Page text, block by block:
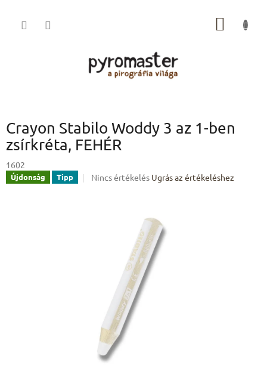
KOSÁR
Crayon Stabilo Woddy 3 az 1-ben
zsírkréta, FEHÉR
1602
Újdonság Tipp
A
Nincs értékelés Ugrás az értékeléshez